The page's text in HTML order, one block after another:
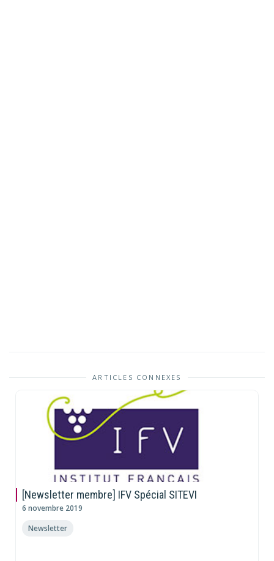
ARTICLES CONNEXES
[Newsletter membre] IFV Spécial SITEVI
6 novembre 2019
Newsletter